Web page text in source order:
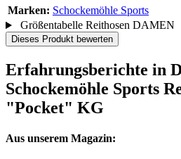
Marken: Schockemöhle Sports
Größentabelle Reithosen DAMEN
Dieses Produkt bewerten
Erfahrungsberichte in
Schockemöhle Sports
"Pocket" KG
Aus unserem Magazin: